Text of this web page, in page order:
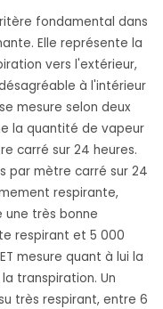
fondamental dans
Elle représente la
vers l'extérieur,
à l'intérieur
mesure selon deux
la quantité de vapeur
carré sur 24 heures.
par mètre carré sur 24
respirante,
une très bonne
respirant et 5 000
mesure quant à lui la
transpiration. Un
très respirant, entre 6